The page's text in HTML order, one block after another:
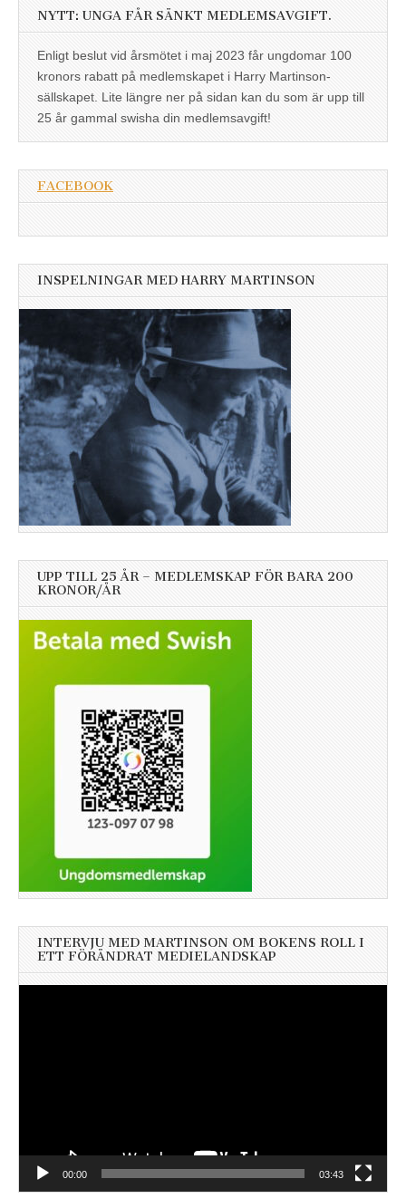
NYTT: UNGA FÅR SÄNKT MEDLEMSAVGIFT.
Enligt beslut vid årsmötet i maj 2023 får ungdomar 100
kronors rabatt på medlemskapet i Harry Martinson-
sällskapet. Lite längre ner på sidan kan du som är upp till
25 år gammal swisha din medlemsavgift!
FACEBOOK
INSPELNINGAR MED HARRY MARTINSON
UPP TILL 25 ÅR – MEDLEMSKAP FÖR BARA 200
KRONOR/ÅR
INTERVJU MED MARTINSON OM BOKENS ROLL I
ETT FÖRÄNDRAT MEDIELANDSKAP
00:00 03:43